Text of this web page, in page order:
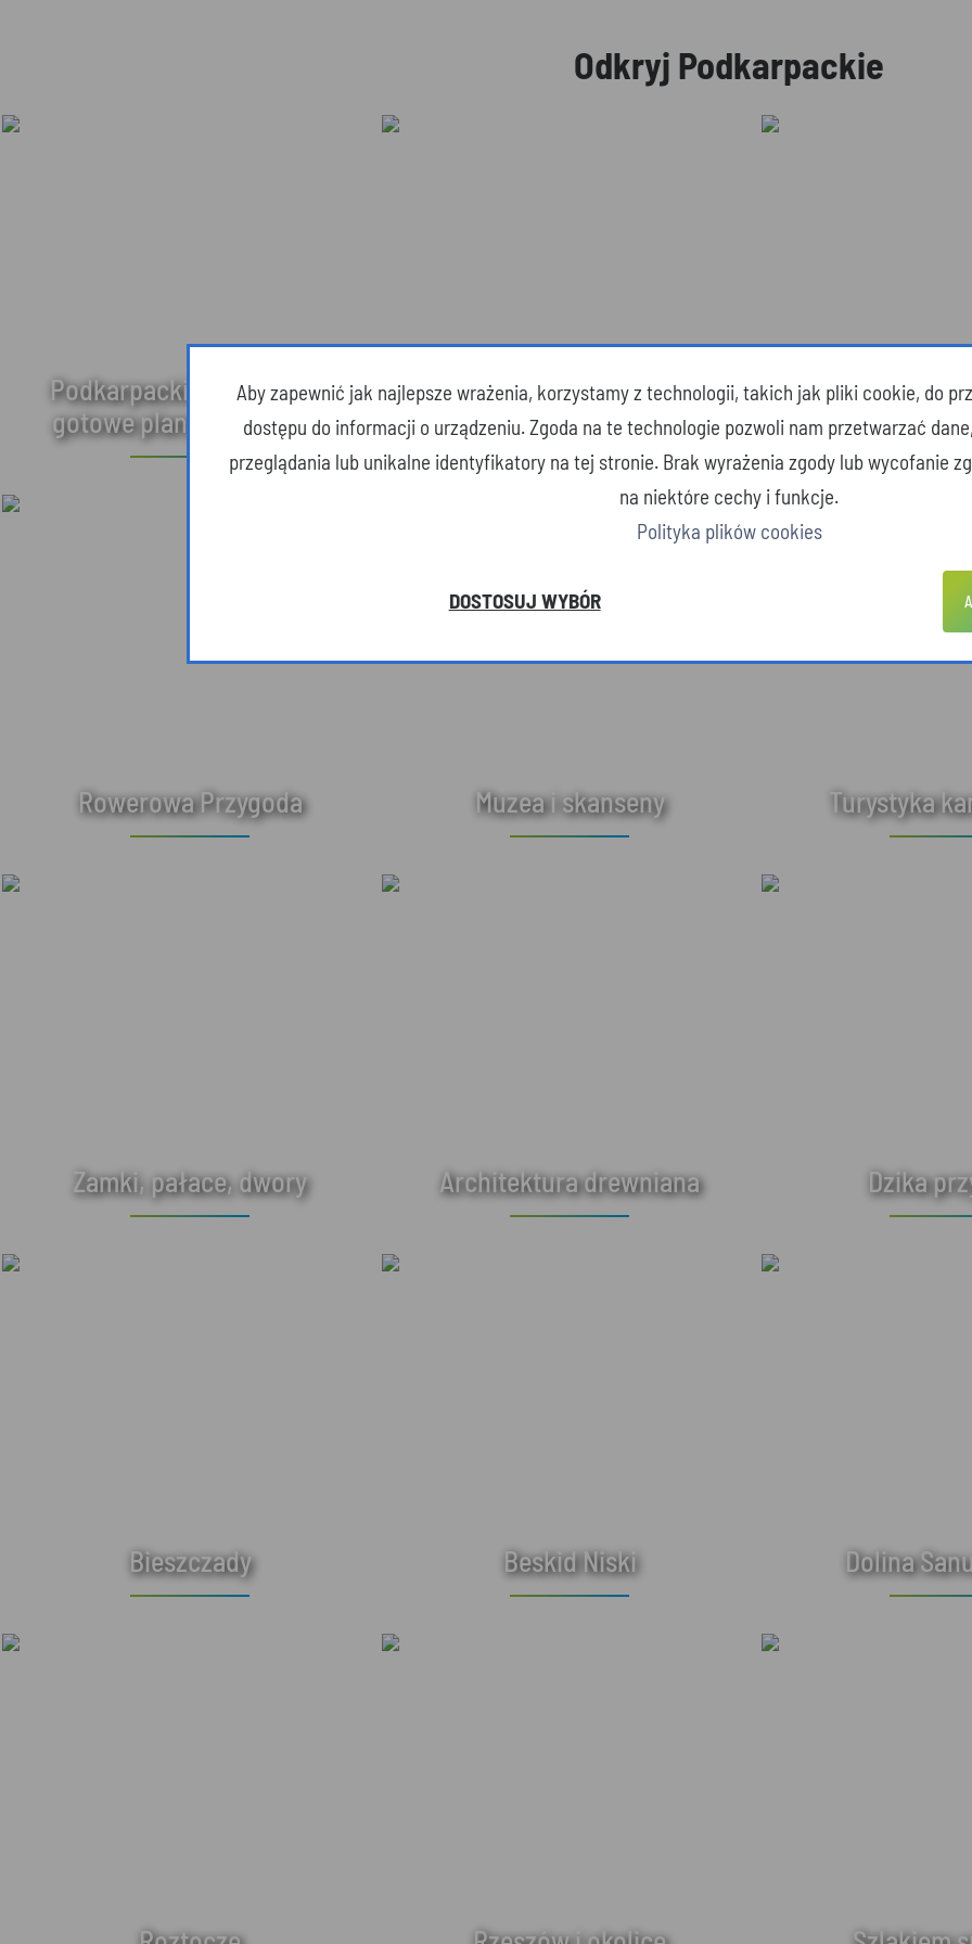
Odkryj Podkarpackie
Podkarpackie w trzy dni –
gotowe plany wycieczek!
Najciekawsze atrakcje
Rowerowa Przygoda Muzea i skanseny Turystyka
Zamki, pałace, dwory Architektura drewniana Dzika
Bieszczady Beskid Niski Dolina
Aby zapewnić jak najlepsze wrażenia, korzystamy z technologii, takich jak pliki cookie, do
dostępu do informacji o urządzeniu. Zgoda na te technologie pozwoli nam przetwarzać
przeglądania lub unikalne identyfikatory na tej stronie. Brak wyrażenia zgody lub wycofanie
na niektóre cechy i funkcje.
Polityka plików cookies
DOSTOSUJ WYBÓR